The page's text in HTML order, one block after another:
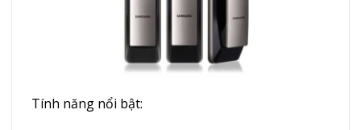
Tính năng nổi bật: